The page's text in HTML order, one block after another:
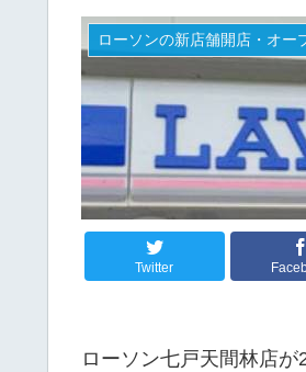
ローソンの新店舗開店・オー
Twitter
ローソン七戸天間林店が